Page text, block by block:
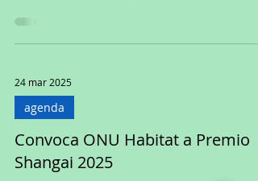
24 mar 2025
agenda
Convoca ONU Habitat a Premio
Shangai 2025